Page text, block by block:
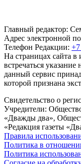
Главный редактор:
Адрес электронной
Телефон Редакции:
На страницах сайта
встречаться
данный сервис
которой признана
Свидетельство о
Учредители:
«Дважды два»,
«Редакция газеты
Правила
Политика в
Политика